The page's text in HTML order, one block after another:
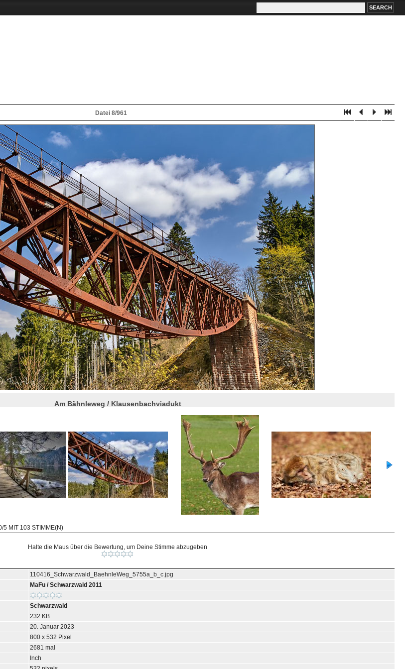
Datei 8/961
Am Bähnleweg / Klausenbachviadukt
5 MIT 103 STIMME(N)
Halte die Maus über die Bewertung, um Deine Stimme abzugeben
110416_Schwarzwald_BaehnleWeg_5755a_b_c.jpg
MaFu /Schwarzwald 2011
Schwarzwald
232 KB
20. Januar 2023
800 x 532 Pixel
2681 mal
Inch